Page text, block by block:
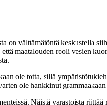
on välttämätöntä keskustella
maatalouden rooli vesien
ole totta, sillä
ole hankkinut
Näistä varastoista riittää